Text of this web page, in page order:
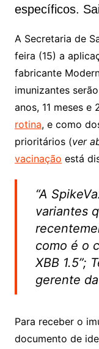
específicos.
A Secretaria de
feira (15) a
fabricante
imunizantes
anos, 11 meses
rotina, e como
prioritários (ver
vacinação está
“A
variantes
como é o
XBB 1.5”;
gerente
Para receber o
documento de